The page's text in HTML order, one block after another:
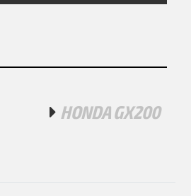
HONDA GX200